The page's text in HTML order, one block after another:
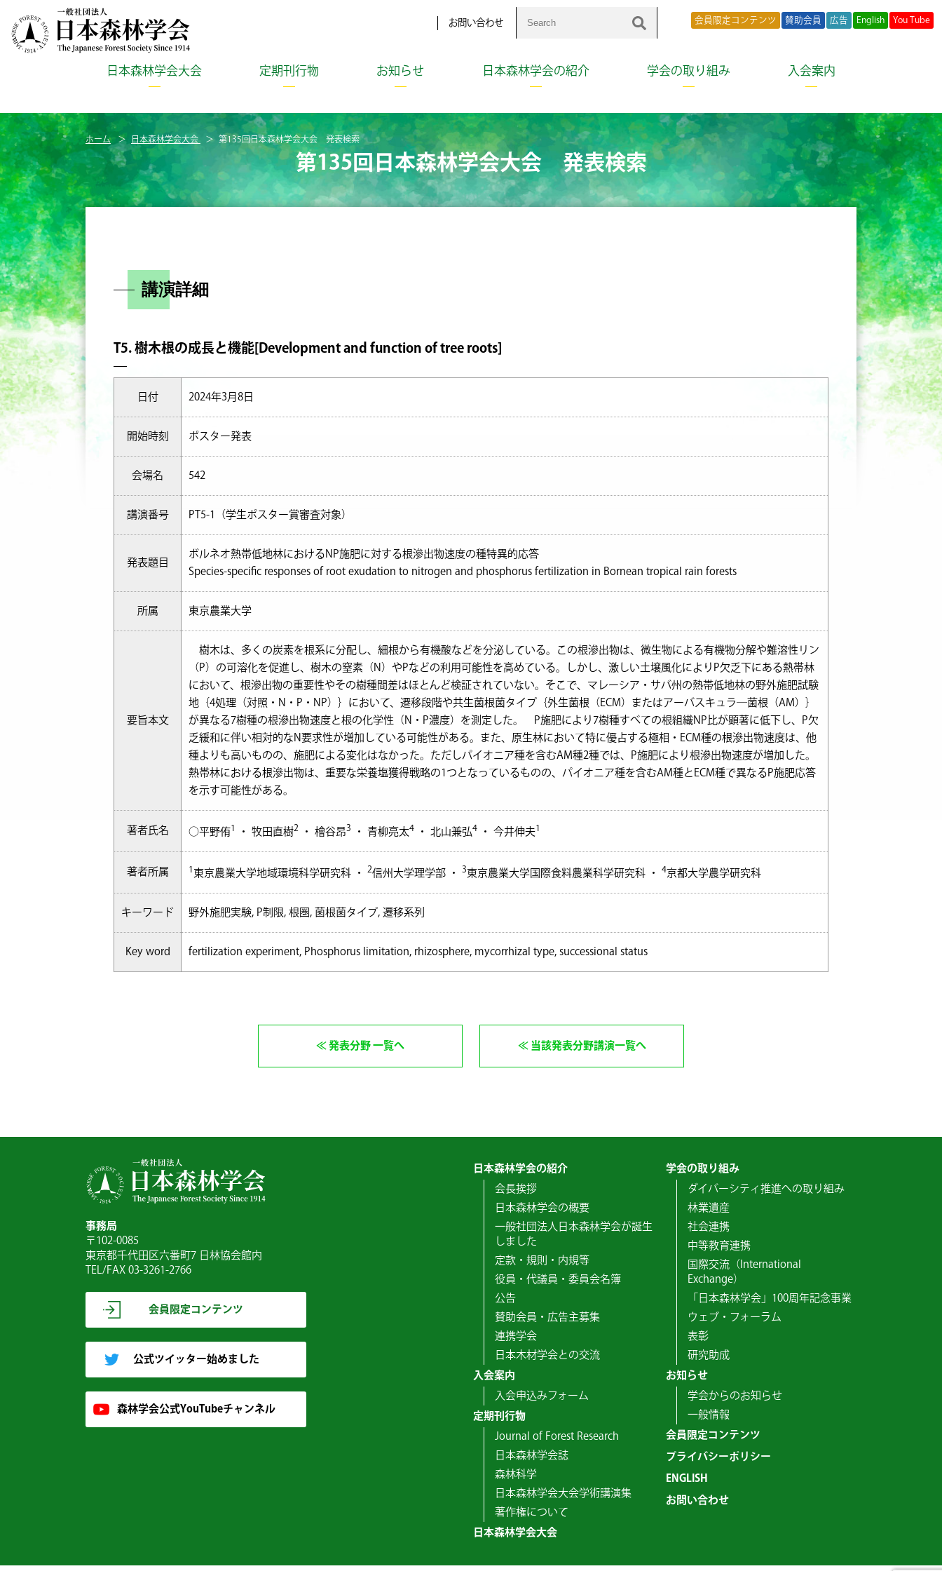
お問い合わせ 会員限定コンテンツ 賛助会員 広告 English You Tube
日本森林学会大会 定期刊行物 お知らせ 日本森林学会の紹介 学会の取り組み 入会案内
ホーム 日本森林学会大会 第135回日本森林学会大会 発表検索
第135回日本森林学会大会 発表検索
講演詳細
T5. 樹木根の成長と機能[Development and function of tree roots]
日付 2024年3月8日
開始時刻 ポスター発表
会場名 542
講演番号 PT5-1（学生ポスター賞審査対象）
発表題目
ボルネオ熱帯低地林におけるNP施肥に対する根滲出物速度の種特異的応答
Species-specific responses of root exudation to nitrogen and phosphorus fertilization in Bornean tropical rain forests
所属 東京農業大学
要旨本文
樹木は、多くの炭素を根系に分配し、細根から有機酸などを分泌している。この根滲出物は、微生物による有機物分解や難溶性リン
（P）の可溶化を促進し、樹木の窒素（N）やPなどの利用可能性を高めている。しかし、激しい土壌風化によりP欠乏下にある熱帯林
において、根滲出物の重要性やその樹種間差はほとんど検証されていない。そこで、マレーシア・サバ州の熱帯低地林の野外施肥試験
地｛4処理（対照・N・P・NP）｝において、遷移段階や共生菌根菌タイプ｛外生菌根（ECM）またはアーバスキュラ―菌根（AM）｝
が異なる7樹種の根滲出物速度と根の化学性（N・P濃度）を測定した。 P施肥により7樹種すべての根組織NP比が顕著に低下し、P欠
乏緩和に伴い相対的なN要求性が増加している可能性がある。また、原生林において特に優占する極相・ECM種の根滲出物速度は、他
種よりも高いものの、施肥による変化はなかった。ただしパイオニア種を含むAM種2種では、P施肥により根滲出物速度が増加した。
熱帯林における根滲出物は、重要な栄養塩獲得戦略の1つとなっているものの、パイオニア種を含むAM種とECM種で異なるP施肥応答
を示す可能性がある。
著者氏名 ○平野侑1 ・ 牧田直樹2 ・ 檜谷昂3 ・ 青柳亮太4 ・ 北山兼弘4 ・ 今井伸夫1
著者所属 1東京農業大学地域環境科学研究科 ・ 2信州大学理学部 ・ 3東京農業大学国際食料農業科学研究科 ・ 4京都大学農学研究科
キーワード 野外施肥実験, P制限, 根圏, 菌根菌タイプ, 遷移系列
Key word fertilization experiment, Phosphorus limitation, rhizosphere, mycorrhizal type, successional status
発表分野 一覧へ 当該発表分野講演一覧へ
事務局
〒102-0085
東京都千代田区六番町7 日林協会館内
TEL/FAX 03-3261-2766
会員限定コンテンツ
公式ツイッター始めました
森林学会公式YouTubeチャンネル
日本森林学会の紹介
会長挨拶
日本森林学会の概要
一般社団法人日本森林学会が誕生
しました
定款・規則・内規等
役員・代議員・委員会名簿
公告
賛助会員・広告主募集
連携学会
日本木材学会との交流
入会案内
入会申込みフォーム
定期刊行物
Journal of Forest Research
日本森林学会誌
森林科学
日本森林学会大会学術講演集
著作権について
日本森林学会大会
学会の取り組み
ダイバーシティ推進への取り組み
林業遺産
社会連携
中等教育連携
国際交流（International
Exchange）
「日本森林学会」100周年記念事業
ウェブ・フォーラム
表彰
研究助成
お知らせ
学会からのお知らせ
一般情報
会員限定コンテンツ
プライバシーポリシー
ENGLISH
お問い合わせ